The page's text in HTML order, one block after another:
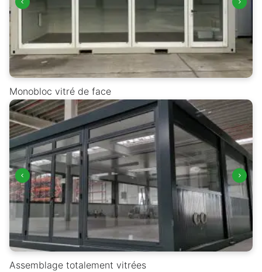
Monobloc vitré de face
Assemblage totalement vitrées